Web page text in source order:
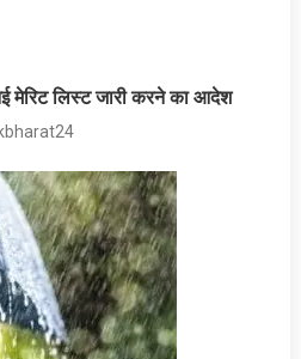
मेरिट लिस्ट जारी करने का आदेश